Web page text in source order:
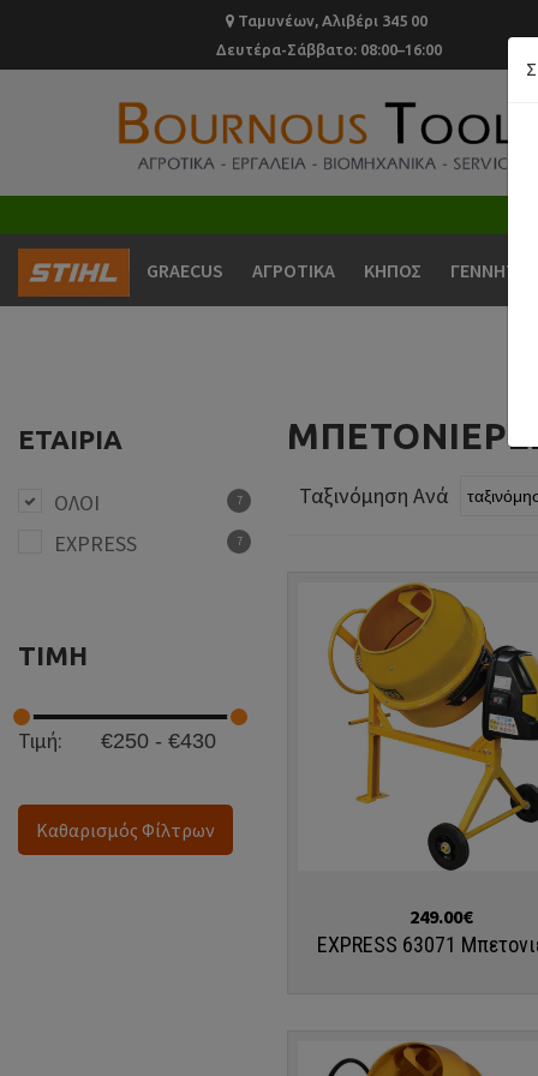
Ταμυνέων, Αλιβέρι 345 00
Δευτέρα-Σάββατο: 08:00–16:00
GRAECUS ΑΓΡΟΤΙΚΑ ΚΗΠΟΣ
ΕΤΑΙΡΊΑ
ΟΛΟΙ 7
EXPRESS 7
ΤΙΜΗ
Τιμή:
Καθαρισμός Φίλτρων
Ταξινόμηση Ανά
249.00€
EXPRESS 63071